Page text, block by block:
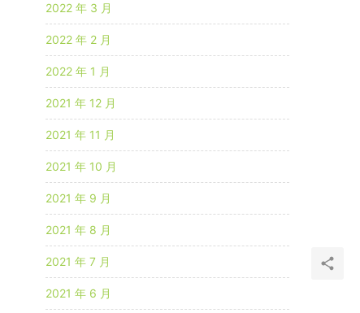
2022 年 3 月
2022 年 2 月
2022 年 1 月
2021 年 12 月
2021 年 11 月
2021 年 10 月
2021 年 9 月
2021 年 8 月
2021 年 7 月
2021 年 6 月